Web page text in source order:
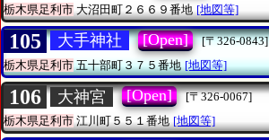
栃木県足利市 大沼田町２６６９番地 [地図等]
105 大手神社 [Open]
[〒326-0843]
栃木県足利市五十部町３７５番地 [地図等]
106 大神宮 [Open]
[〒326-0067]
栃木県足利市江川町５５１番地 [地図等]